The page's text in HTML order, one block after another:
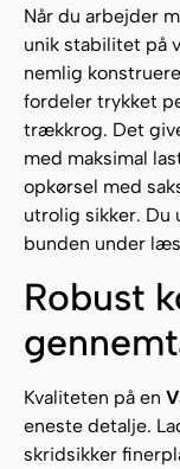
Når du arbejder
unik stabilitet på
nemlig
fordeler trykket
trækkrog. Det
med maksimal
opkørsel med
utrolig sikker. Du
bunden under
Robust
Kvaliteten på en
eneste detalje.
skridsikker